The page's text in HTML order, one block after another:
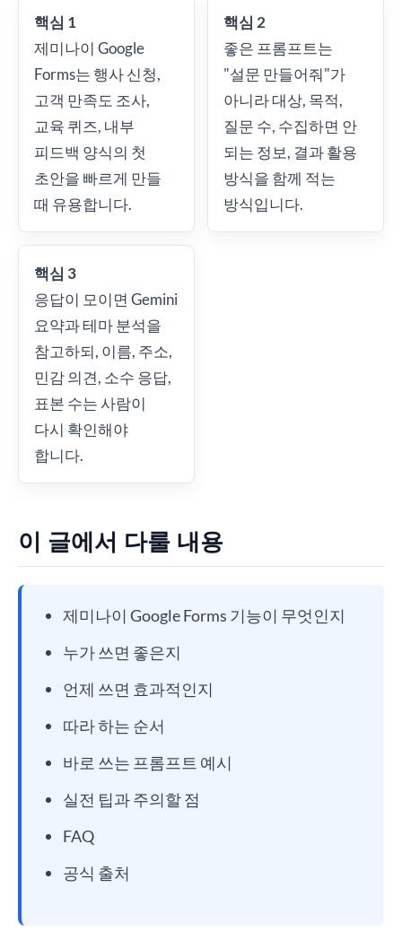
핵심 1
제미나이 Google
Forms는 행사 신청,
고객 만족도 조사,
교육 퀴즈, 내부
피드백 양식의 첫
초안을 빠르게 만들
때 유용합니다.
핵심 2
좋은 프롬프트는
"설문 만들어줘"가
아니라 대상, 목적,
질문 수, 수집하면 안
되는 정보, 결과 활용
방식을 함께 적는
방식입니다.
핵심 3
응답이 모이면 Gemini
요약과 테마 분석을
참고하되, 이름, 주소,
민감 의견, 소수 응답,
표본 수는 사람이
다시 확인해야
합니다.
이 글에서 다룰 내용
제미나이 Google Forms 기능이 무엇인지
누가 쓰면 좋은지
언제 쓰면 효과적인지
따라 하는 순서
바로 쓰는 프롬프트 예시
실전 팁과 주의할 점
FAQ
공식 출처